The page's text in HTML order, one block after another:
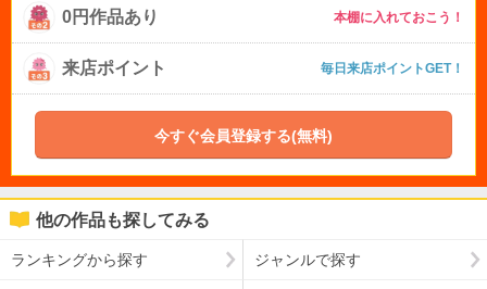
0円作品あり 本棚に入れておこう！
来店ポイント 毎日来店ポイントGET！
今すぐ会員登録する(無料)
他の作品も探してみる
ランキングから探す ジャンルで探す